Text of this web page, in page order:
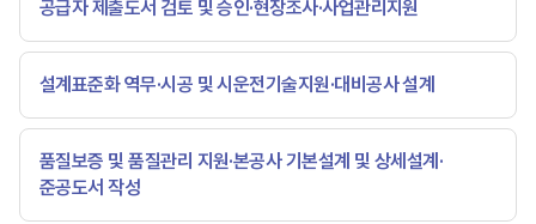
공급자 제출도서 검토 및 승인·현장조사·사업관리지원
설계표준화 역무·시공 및 시운전기술지원·대비공사 설계
품질보증 및 품질관리 지원·본공사 기본설계 및 상세설계·
준공도서 작성